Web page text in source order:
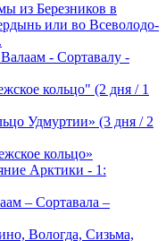
из Березников в
или во Всеволодо-
- Сортавалу -
кольцо" (2 дня / 1
Удмуртии» (3 дня / 2
кольцо»
Арктики - 1:
– Сортавала –
Вологда, Сизьма,